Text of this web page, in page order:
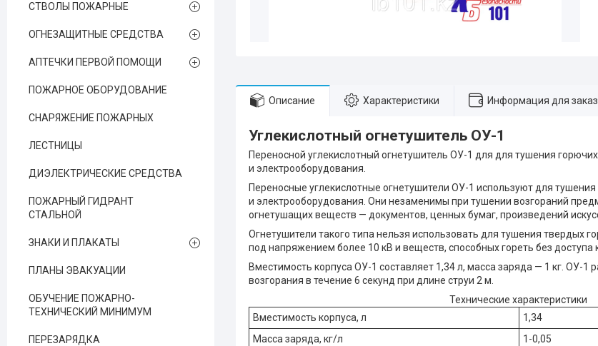
Описание Характеристики Информация для
Углекислотный огнетушитель ОУ-1
Переносной углекислотный огнетушитель ОУ-1 для для тушения
и электрооборудования.
Переносные углекислотные огнетушители ОУ-1 используют для
и электрооборудования. Они незаменимы при тушении возгораний
огнетушащих веществ — документов, ценных бумаг, произведений
Огнетушители такого типа нельзя использовать для тушения твердых
под напряжением более 10 кВ и веществ, способных гореть без доступа
Вместимость корпуса ОУ-1 составляет 1,34 л, масса заряда — 1 кг. ОУ-1
возгорания в течение 6 секунд при длине струи 2 м.
Технические характеристики
Вместимость корпуса, л
1,34
Масса заряда, кг/л
1-0,05
СТВОЛЫ ПОЖАРНЫЕ
ОГНЕЗАЩИТНЫЕ СРЕДСТВА
АПТЕЧКИ ПЕРВОЙ ПОМОЩИ
ПОЖАРНОЕ ОБОРУДОВАНИЕ
СНАРЯЖЕНИЕ ПОЖАРНЫХ
ЛЕСТНИЦЫ
ДИЭЛЕКТРИЧЕСКИЕ СРЕДСТВА
ПОЖАРНЫЙ ГИДРАНТ
СТАЛЬНОЙ
ЗНАКИ И ПЛАКАТЫ
ПЛАНЫ ЭВАКУАЦИИ
ОБУЧЕНИЕ ПОЖАРНО-
ТЕХНИЧЕСКИЙ МИНИМУМ
ПЕРЕЗАРЯДКА